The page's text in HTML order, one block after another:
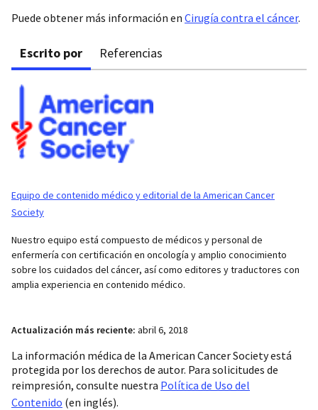
Puede obtener más información en Cirugía contra el cáncer.
Escrito por Referencias
Equipo de contenido médico y editorial de la American Cancer
Society
Nuestro equipo está compuesto de médicos y personal de
enfermería con certificación en oncología y amplio conocimiento
sobre los cuidados del cáncer, así como editores y traductores con
amplia experiencia en contenido médico.
Actualización más reciente: abril 6, 2018
La información médica de la American Cancer Society está
protegida por los derechos de autor. Para solicitudes de
reimpresión, consulte nuestra Política de Uso del
Contenido (en inglés).